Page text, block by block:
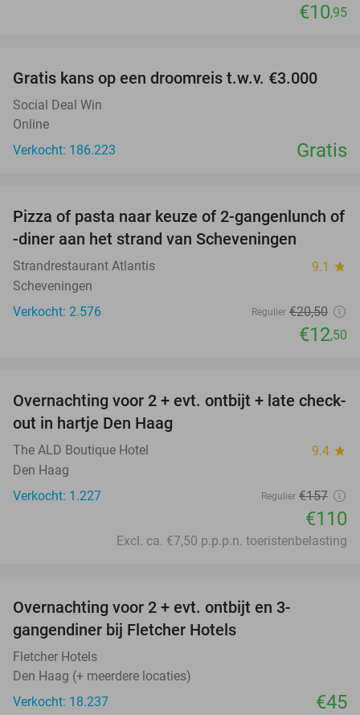
€10,95
Gratis kans op een droomreis t.w.v. €3.000
Social Deal Win
Online
Verkocht: 186.223
Gratis
39%
Pizza of pasta naar keuze of 2-gangenlunch of
-diner aan het strand van Scheveningen
Strandrestaurant Atlantis 9.1 star
Scheveningen
Verkocht: 2.576
Regulier €20,50
€12,50
30%
Overnachting voor 2 + evt. ontbijt + late check-
out in hartje Den Haag
The ALD Boutique Hotel 9.4 star
Den Haag
Verkocht: 1.227
Regulier €157
€110
Excl. ca. €7,50 p.p.p.n. toeristenbelasting
Overnachting voor 2 + evt. ontbijt en 3-
gangendiner bij Fletcher Hotels
Fletcher Hotels
Den Haag (+ meerdere locaties)
Verkocht: 18.237
€45